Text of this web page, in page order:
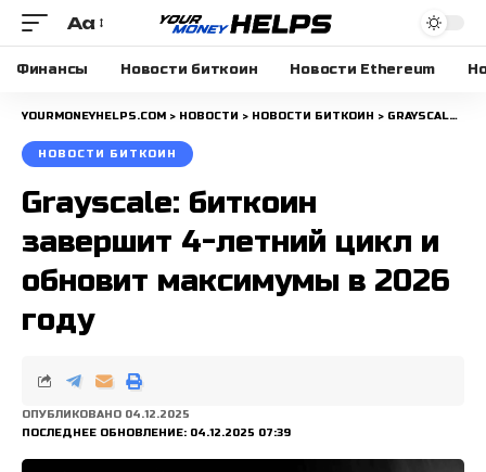
Размера
шрифта
Aa
Финансы Новости биткоин Новости Ethereum
YOURMONEYHELPS.COM > НОВОСТИ > НОВОСТИ БИТКОИН > GRAYSCALE: БИТКОИН ЗАВЕРШИТ 4-ЛЕТНИЙ ЦИКЛ И ОБНОВИТ МАКСИМУМЫ В 2026 ГОДУ
НОВОСТИ БИТКОИН
Grayscale: биткоин
завершит 4-летний цикл и
обновит максимумы в 2026
году
ПОСЛЕДНЕЕ ОБНОВЛЕНИЕ: 04.12.2025 07:39
ОПУБЛИКОВАНО 04.12.2025